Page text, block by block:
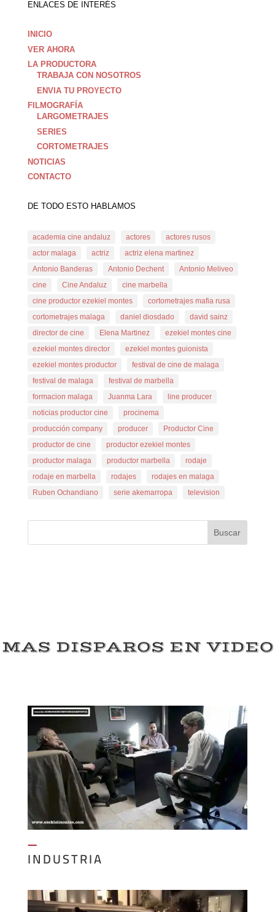
ENLACES DE INTERÉS
INICIO
VER AHORA
LA PRODUCTORA
TRABAJA CON NOSOTROS
ENVIA TU PROYECTO
FILMOGRAFÍA
LARGOMETRAJES
SERIES
CORTOMETRAJES
NOTICIAS
CONTACTO
DE TODO ESTO HABLAMOS
academia cine andaluz actores
actores rusos
actor malaga
actriz
actriz elena martinez
Antonio Banderas
Antonio Dechent
Antonio Meliveo
cine
Cine Andaluz
cine marbella
cine productor ezekiel montes
cortometrajes mafia rusa
cortometrajes malaga
daniel diosdado
david sainz
director de cine
Elena Martinez
ezekiel montes cine
ezekiel montes director
ezekiel montes guionista
ezekiel montes productor
festival de cine de malaga
festival de malaga
festival de marbella
formacion malaga
Juanma Lara
line producer
noticias productor cine
procinema
producción company
producer
Productor Cine
productor de cine
productor ezekiel montes
productor malaga
productor marbella
rodaje
rodaje en marbella
rodajes
rodajes en malaga
Ruben Ochandiano
serie akemarropa television
Buscar
MAS DISPAROS EN VIDEO
—
INDUSTRIA